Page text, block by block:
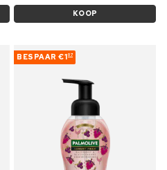
KOOP
BESPAAR €107